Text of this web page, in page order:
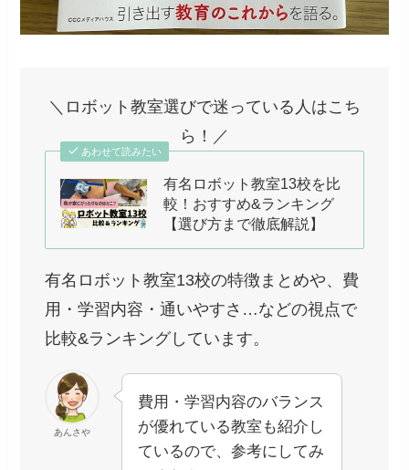
＼ロボット教室選びで迷っている人はこち
ら！／
あわせて読みたい
有名ロボット教室13校を比
較！おすすめ&ランキング
【選び方まで徹底解説】
有名ロボット教室13校の特徴まとめや、費
用・学習内容・通いやすさ…などの視点で
比較&ランキングしています。
あんさや
費用・学習内容のバランス
が優れている教室も紹介し
ているので、参考にしてみ